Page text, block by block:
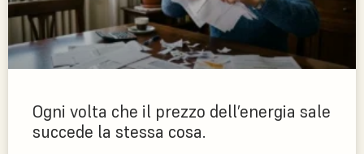
Ogni volta che il prezzo dell’energia sale
succede la stessa cosa.